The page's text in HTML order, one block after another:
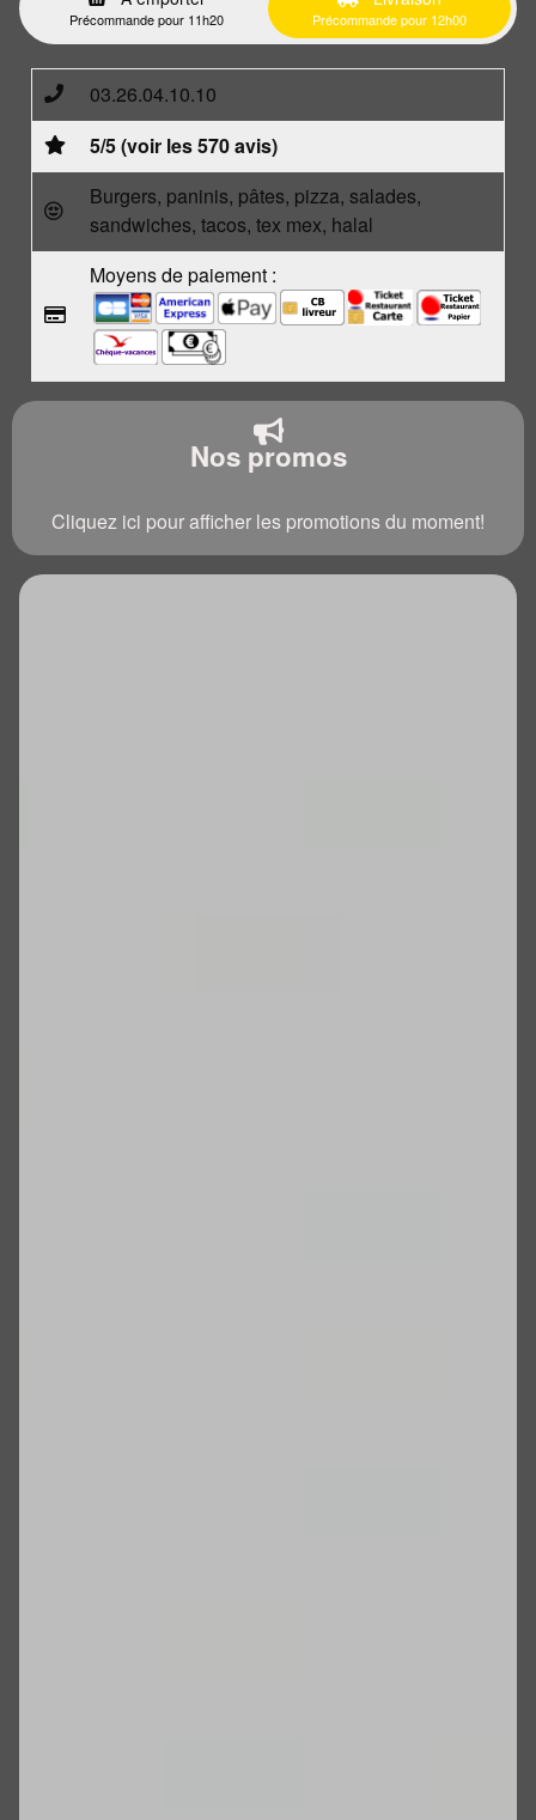
Précommande pour 11h20 Précommande pour 12h00
03.26.04.10.10
5/5 (voir les 570 avis)
Burgers, paninis, pâtes, pizza, salades,
sandwiches, tacos, tex mex, halal
Moyens de paiement :
Nos promos
Cliquez ici pour afficher les promotions du moment!